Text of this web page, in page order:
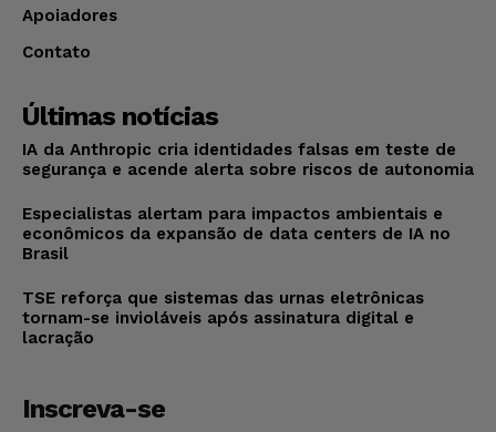
Apoiadores
Contato
Últimas notícias
IA da Anthropic cria identidades falsas em teste de
segurança e acende alerta sobre riscos de autonomia
Especialistas alertam para impactos ambientais e
econômicos da expansão de data centers de IA no
Brasil
TSE reforça que sistemas das urnas eletrônicas
tornam-se invioláveis após assinatura digital e
lacração
Inscreva-se